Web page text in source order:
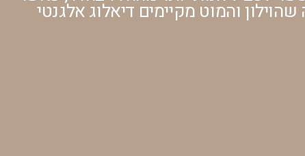
והמוט מקיימים דיאלוג אלגנטי